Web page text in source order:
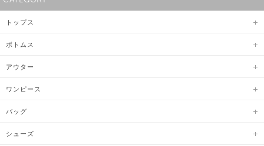
トップス
ボトムス
アウター
ワンピース
バッグ
シューズ